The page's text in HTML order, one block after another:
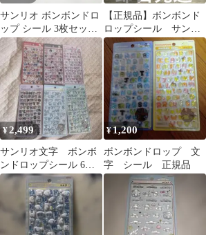
サンリオ ボンボンドロ
ップ シール 3枚セット
第二弾 はぴだんぶい
【正規品】ボンボンド
ロップシール サンリ
オ第二弾、miniマイメ
ロ 文字 3枚
¥2,499
サンリオ文字 ボンボ
ンドロップシール 6種
セット
¥1,200
ボンボンドロップ 文
字 シール 正規品